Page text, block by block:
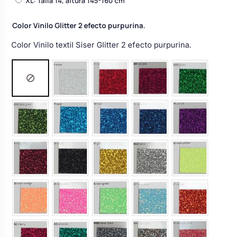
floral coche
Color Vinilo Glitter 2 efecto purpurina.
Color Vinilo textil Siser Glitter 2 efecto purpurina.